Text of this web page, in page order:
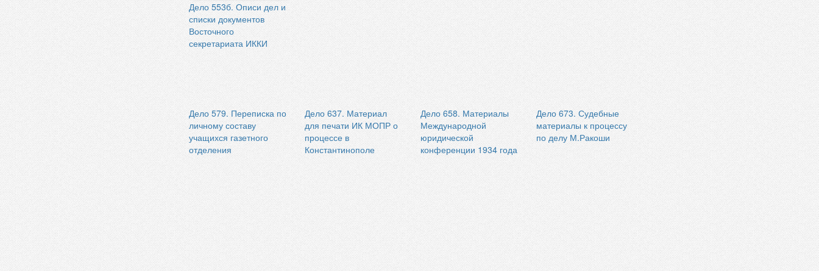
Дело 553б. Описи дел и
списки документов
Восточного
секретариата ИККИ
Дело 579. Переписка по
личному составу
учащихся газетного
отделения
Дело 637. Материал
для печати ИК МОПР о
процессе в
Константинополе
Дело 658. Материалы
Международной
юридической
конференции 1934 года
Дело 673. Судебные
материалы к процессу
по делу М.Ракоши